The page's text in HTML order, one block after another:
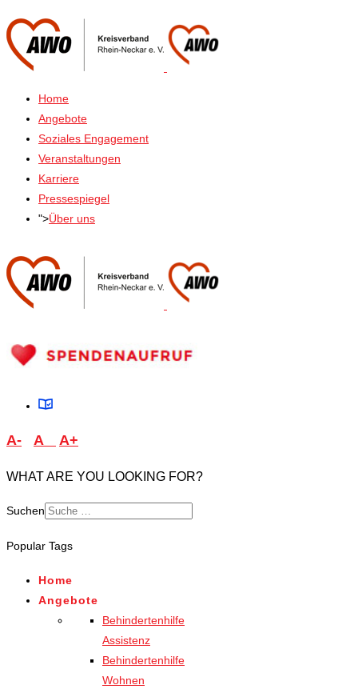
Home
Angebote
Soziales Engagement
Veranstaltungen
Karriere
Pressespiegel
">Über uns
A- A A+
WHAT ARE YOU LOOKING FOR?
Suchen
for results.
Popular Tags
Home
Angebote
Behindertenhilfe
Assistenz
Behindertenhilfe
Wohnen